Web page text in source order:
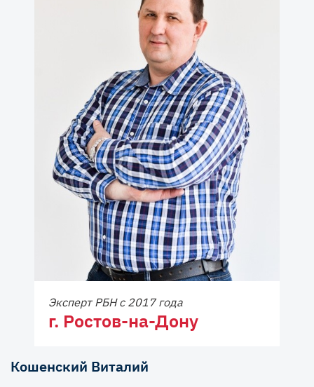
Эксперт РБН с 2017 года
г. Ростов-на-Дону
Кошенский Виталий